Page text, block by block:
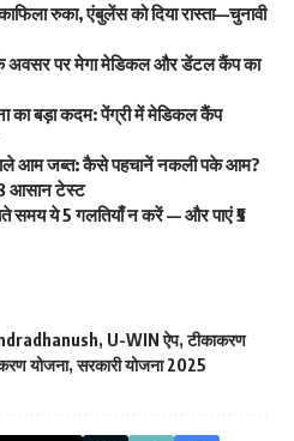
रुका, एंबुलेंस को दिया रास्ता—चुनावी
अवसर पर मेगा मेडिकल और डेंटल कैंप का
का बड़ा कदम: पेंग्री में मेडिकल कैंप
आम जब्त: कैसे पहचानें नकली पके आम?
आसान टेस्ट
समय ये 5 गलतियाँ न करें — और पाएं ₹5
, U-WIN ऐप,टीकाकरण
योजना,सरकारी योजना 2025